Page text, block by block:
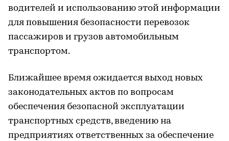
водителей и использованию этой информации
для повышения безопасности перевозок
пассажиров и грузов автомобильным
транспортом.
Ближайшее время ожидается выход новых
законодательных актов по вопросам
обеспечения безопасной эксплуатации
транспортных средств, введению на
предприятиях ответственных за обеспечение